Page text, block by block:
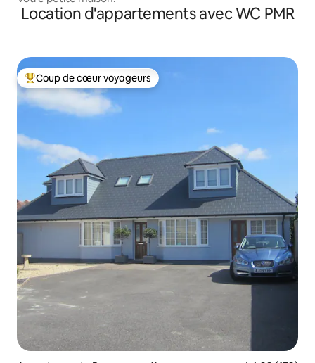
Location d'appartements avec WC PMR
Coups de cœur voyageurs les plus appréciés
Coup de cœur voyageurs